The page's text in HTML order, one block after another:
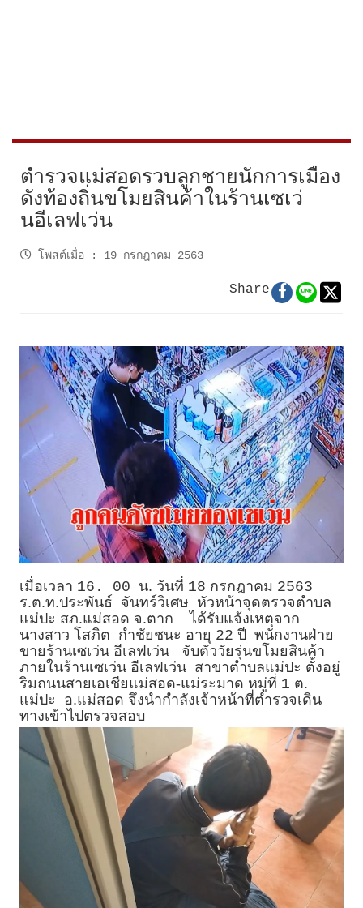
ตำรวจแม่สอดรวบลูกชายนักการเมือง
ดังท้องถิ่นขโมยสินค้าในร้านเซเว่
นอีเลฟเว่น
โพสต์เมื่อ : 19 กรกฎาคม 2563
Share
เมื่อเวลา 16. 00 น. วันที่ 18 กรกฎาคม 2563
ร.ต.ท.ประพันธ์ จันทร์วิเศษ หัวหน้าจุดตรวจตำบล
แม่ปะ สภ.แม่สอด จ.ตาก ได้รับแจ้งเหตุจาก
นางสาว โสภิต กำชัยชนะ อายุ 22 ปี พนักงานฝ่าย
ขายร้านเซเว่น อีเลฟเว่น จับตัววัยรุ่นขโมยสินค้า
ภายในร้านเซเว่น อีเลฟเว่น สาขาตำบลแม่ปะ ตั้งอยู่
ริมถนนสายเอเชียแม่สอด-แม่ระมาด หมู่ที่ 1 ต.
แม่ปะ อ.แม่สอด จึงนำกำลังเจ้าหน้าที่ตำรวจเดิน
ทางเข้าไปตรวจสอบ